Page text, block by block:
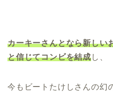
カーキーさんとなら新しい
と信じてコンビを結成し、
今もビートたけしさんの幻